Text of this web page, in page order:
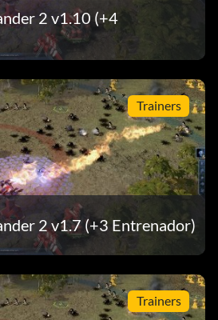
2 v1.10 (+4
Trainers
2 v1.7 (+3 Entrenador)
Trainers